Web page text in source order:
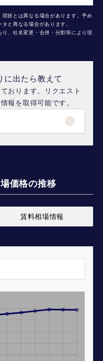
状とは異なる場合があります。予め
と異なる場合があります。
、社名変更・合併・分割等により現
に出たら教えて
おります。リクエスト
報を取得可能です。
価格の推移
賃料相場情報